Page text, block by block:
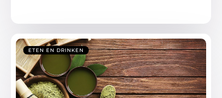
ETEN EN DRINKEN